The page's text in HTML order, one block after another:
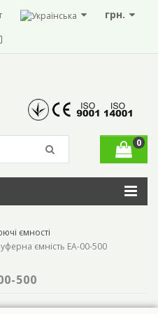
грн.
0
ємності
ємність ЕА-00-500
500